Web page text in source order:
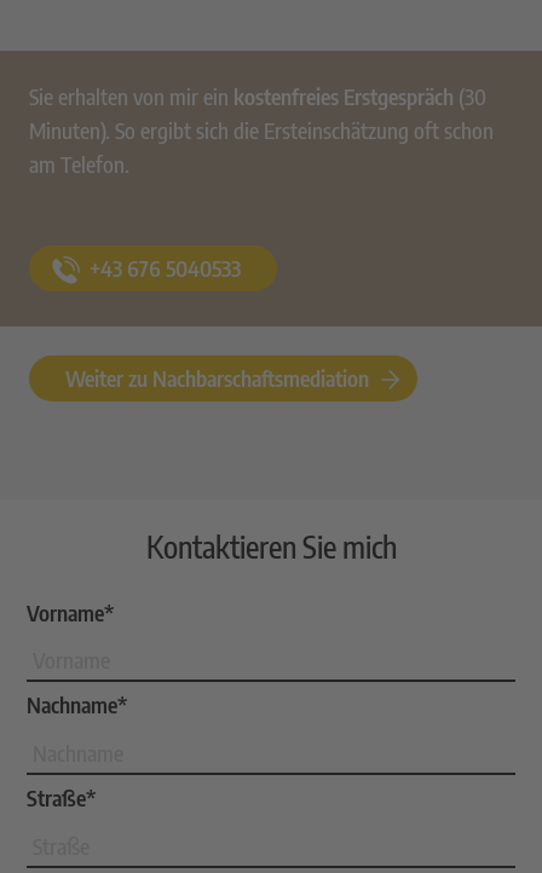
Sie erhalten von mir ein kostenfreies Erstgespräch (30
Minuten). So ergibt sich die Ersteinschätzung oft schon
am Telefon.
+43 676 5040533
Weiter zu Nachbarschaftsmediation
Kontaktieren Sie mich
Vorname*
Nachname*
Straße*